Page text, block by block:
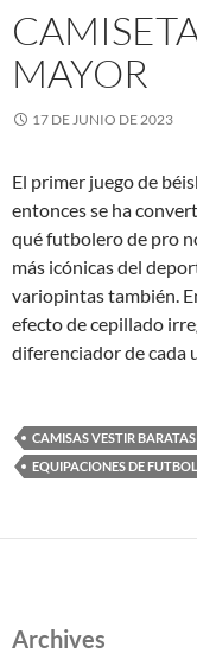
MAYOR
17 DE JUNIO DE 2023
El primer juego de
entonces se ha
qué futbolero de pro
más icónicas del
variopintas también.
efecto de cepillado
diferenciador de cada
CAMISAS VESTIR BARATAS
EQUIPACIONES DE
Archives